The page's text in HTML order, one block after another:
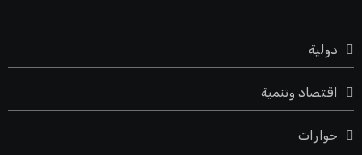
دولية
اقتصاد وتنمية
حوارات